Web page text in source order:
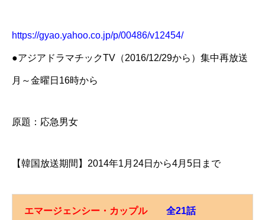
https://gyao.yahoo.co.jp/p/00486/v12454/
●アジアドラマチックTV（2016/12/29から）集中再放送
月～金曜日16時から
原題：応急男女
【韓国放送期間】2014年1月24日から4月5日まで
エマージェンシー・カップル 全21話